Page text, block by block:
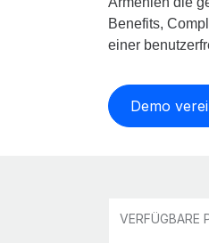
Benefits,
einer
Demo
VERFÜGBARE